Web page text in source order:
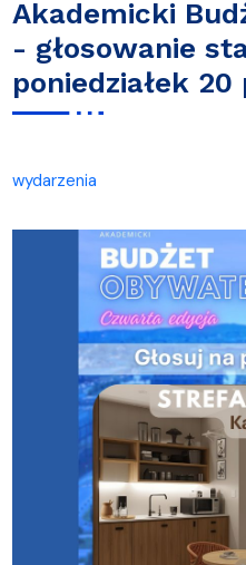
Akademicki
- głosowanie
poniedziałek
wydarzenia